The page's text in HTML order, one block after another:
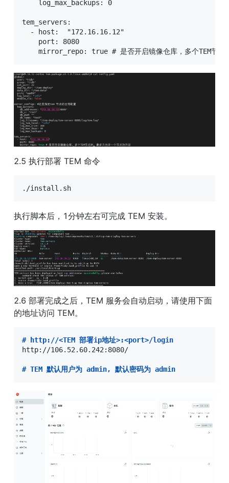
    log_max_backups: 0
tem_servers:
-
host:  "172.16.16.12"
    port: 8080
mirror_repo: true # 是否开启镜像仓库，多个TEM节点
2.5 执⾏部署 TEM 命令
./install.sh
执行脚本后，1分钟左右可完成 TEM 安装。
2.6 部署完成之后，TEM 服务会⾃动启动，请使⽤下⾯
的地址访问 TEM。
# http://<TEM 部署ip地址>:<port>/login
http://106.52.60.242:8080/
# TEM 默认⽤户为 admin, 默认密码为 admin